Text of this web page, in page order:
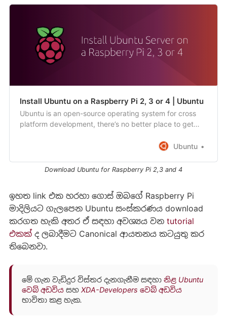
Install Ubuntu on a Raspberry Pi 2, 3 or 4 | Ubuntu
Ubuntu is an open-source operating system for cross
platform development, there’s no better place to get
Ubuntu
Download Ubuntu for Raspberry Pi 2,3 and 4
ඉහත link එක හරහා ගොස් ඔබගේ Raspberry Pi
මාදිලියට ගැලපෙන Ubuntu සංස්කරණය download
කරගත හැකි අතර ඒ සඳහා අවශ්‍යය වන tutorial
එකක්ද ලබාදීමට Canonical ආයතනය කටයුතු කර
තිබෙනවා.
මේ ගැන වැඩිදුර විස්තර දැනගැනීම සඳහා නිළ Ubuntu
වෙබ් අඩවියසහ XDA-Developers වෙබ් අඩවිය
භාවිතා කළ හැක.